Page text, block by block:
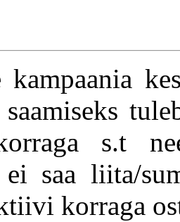
kampaania
saamiseks
s.t
ei saa liita/
korraga